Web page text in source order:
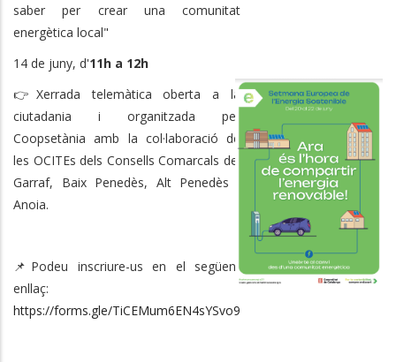
saber per crear una comunitat
energètica local"
14 de juny, d'11h a 12h
👉Xerrada telemàtica oberta a la
ciutadania i organitzada per
Coopsetània amb la col·laboració de
les OCITEs dels Consells Comarcals del
Garraf, Baix Penedès, Alt Penedès i
Anoia.
📌Podeu inscriure-us en el següent
enllaç:
https://forms.gle/TiCEMum6EN4sYSvo9